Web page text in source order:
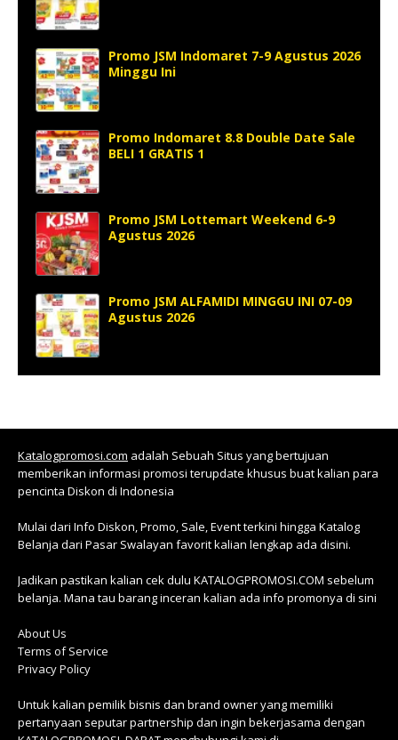
Promo JSM Indomaret 7-9 Agustus 2026
Minggu Ini
Promo Indomaret 8.8 Double Date Sale
BELI 1 GRATIS 1
Promo JSM Lottemart Weekend 6-9
Agustus 2026
Promo JSM ALFAMIDI MINGGU INI 07-09
Agustus 2026
Katalogpromosi.com adalah Sebuah Situs yang bertujuan
memberikan informasi promosi terupdate khusus buat kalian para
pencinta Diskon di Indonesia
Mulai dari Info Diskon, Promo, Sale, Event terkini hingga Katalog
Belanja dari Pasar Swalayan favorit kalian lengkap ada disini.
Jadikan pastikan kalian cek dulu KATALOGPROMOSI.COM sebelum
belanja. Mana tau barang inceran kalian ada info promonya di sini
About Us
Terms of Service
Privacy Policy
Untuk kalian pemilik bisnis dan brand owner yang memiliki
pertanyaan seputar partnership dan ingin bekerjasama dengan